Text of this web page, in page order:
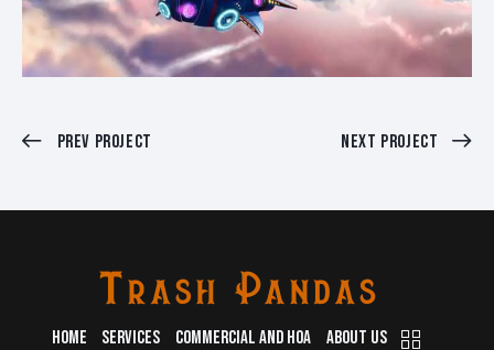
Prev Project Next Project
HOME SERVICES COMMERCIAL AND HOA ABOUT US